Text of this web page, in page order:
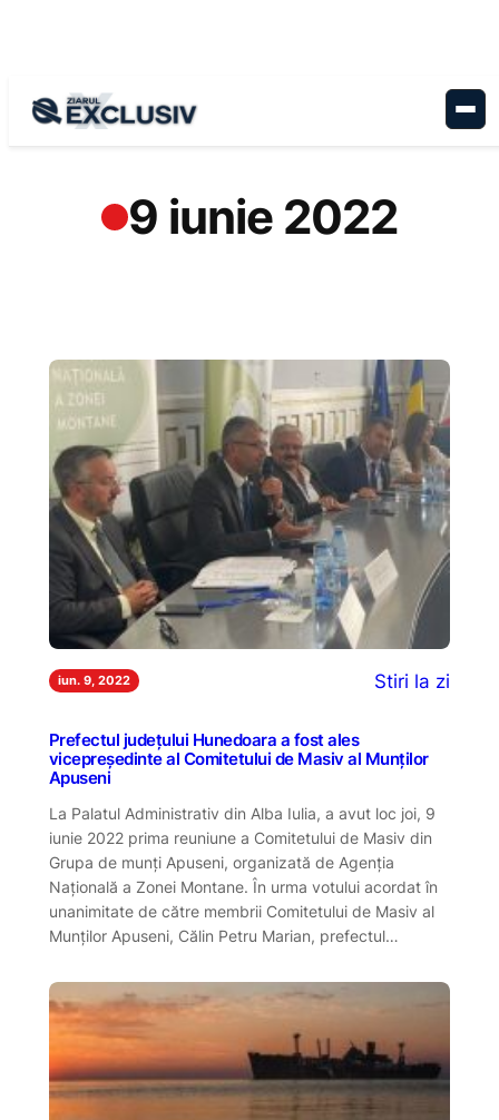
9 iunie 2022
iun. 9, 2022 Stiri la zi
Prefectul județului Hunedoara a fost ales
vicepreședinte al Comitetului de Masiv al Munților
Apuseni
La Palatul Administrativ din Alba Iulia, a avut loc joi, 9
iunie 2022 prima reuniune a Comitetului de Masiv din
Grupa de munți Apuseni, organizată de Agenția
Națională a Zonei Montane. În urma votului acordat în
unanimitate de către membrii Comitetului de Masiv al
Munților Apuseni, Călin Petru Marian, prefectul…